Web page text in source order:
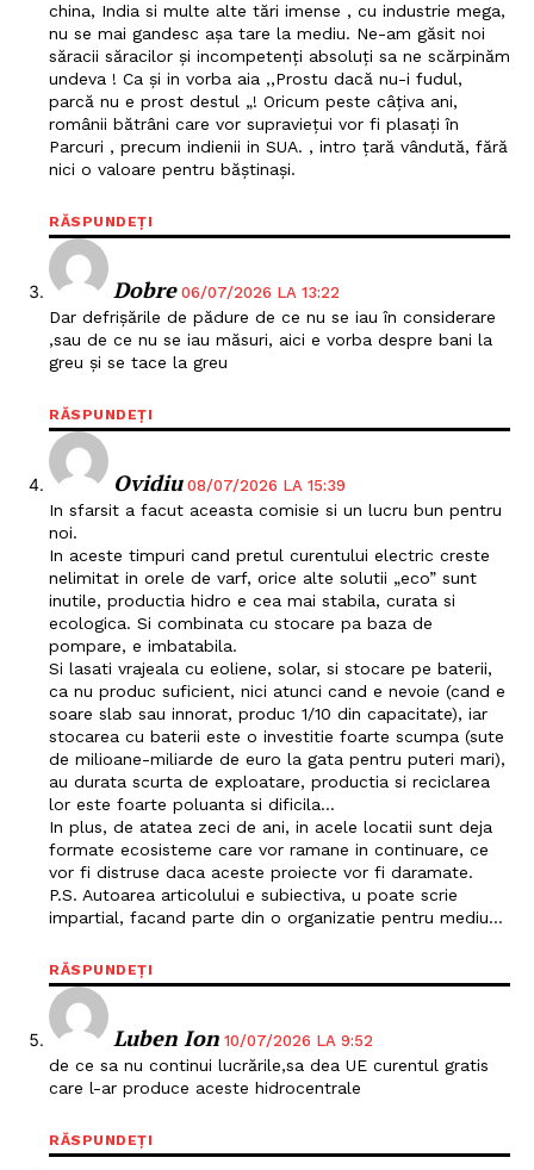
china, India si multe alte tări imense , cu industrie mega,
nu se mai gandesc așa tare la mediu. Ne-am găsit noi
săracii săracilor și incompetenți absoluți sa ne scărpinăm
undeva ! Ca și in vorba aia ,,Prostu dacă nu-i fudul,
parcă nu e prost destul „! Oricum peste câțiva ani,
românii bătrâni care vor supraviețui vor fi plasați în
Parcuri , precum indienii in SUA. , intro țară vândută, fără
nici o valoare pentru băștinași.
RĂSPUNDEȚI
Dobre 06/07/2026 LA 13:22
Dar defrișările de pădure de ce nu se iau în considerare
,sau de ce nu se iau măsuri, aici e vorba despre bani la
greu și se tace la greu
RĂSPUNDEȚI
Ovidiu 08/07/2026 LA 15:39
In sfarsit a facut aceasta comisie si un lucru bun pentru
noi.
In aceste timpuri cand pretul curentului electric creste
nelimitat in orele de varf, orice alte solutii „eco” sunt
inutile, productia hidro e cea mai stabila, curata si
ecologica. Si combinata cu stocare pa baza de
pompare, e imbatabila.
Si lasati vrajeala cu eoliene, solar, si stocare pe baterii,
ca nu produc suficient, nici atunci cand e nevoie (cand e
soare slab sau innorat, produc 1/10 din capacitate), iar
stocarea cu baterii este o investitie foarte scumpa (sute
de milioane-miliarde de euro la gata pentru puteri mari),
au durata scurta de exploatare, productia si reciclarea
lor este foarte poluanta si dificila…
In plus, de atatea zeci de ani, in acele locatii sunt deja
formate ecosisteme care vor ramane in continuare, ce
vor fi distruse daca aceste proiecte vor fi daramate.
P.S. Autoarea articolului e subiectiva, u poate scrie
impartial, facand parte din o organizatie pentru mediu…
RĂSPUNDEȚI
Luben Ion 10/07/2026 LA 9:52
de ce sa nu continui lucrările,sa dea UE curentul gratis
care l-ar produce aceste hidrocentrale
RĂSPUNDEȚI